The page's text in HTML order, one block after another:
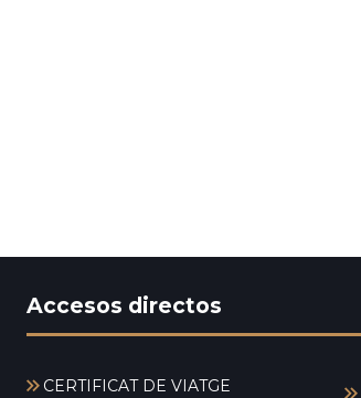
Accesos directos
CERTIFICAT DE VIATGE